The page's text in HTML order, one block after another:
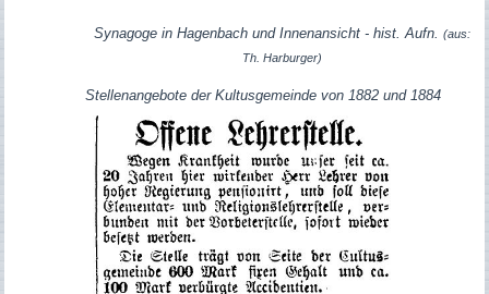
Synagoge in Hagenbach und Innenansicht - hist. Aufn. (aus:
Th. Harburger)
Stellenangebote der Kultusgemeinde von 1882 und 1884